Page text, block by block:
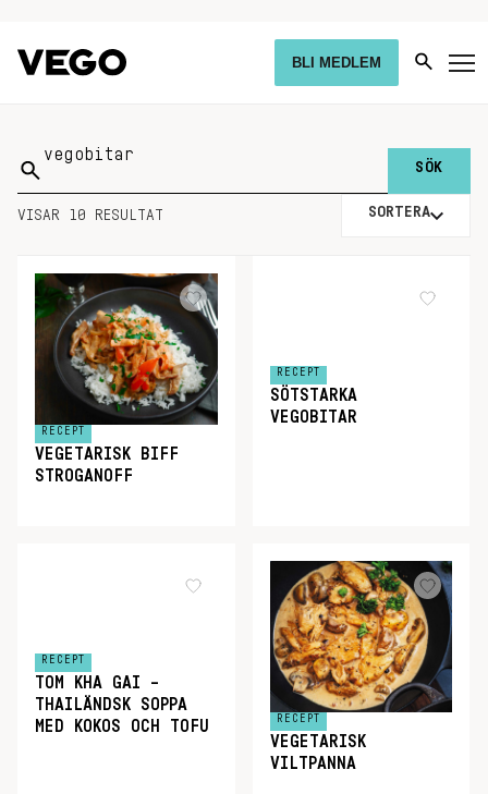
BLI MEDLEM
Sök
på:
VISAR 10 RESULTAT SORTERA
RECEPT
VEGETARISK BIFF
STROGANOFF
RECEPT
SÖTSTARKA
VEGOBITAR
RECEPT
TOM KHA GAI –
THAILÄNDSK SOPPA
MED KOKOS OCH TOFU
RECEPT
VEGETARISK
VILTPANNA